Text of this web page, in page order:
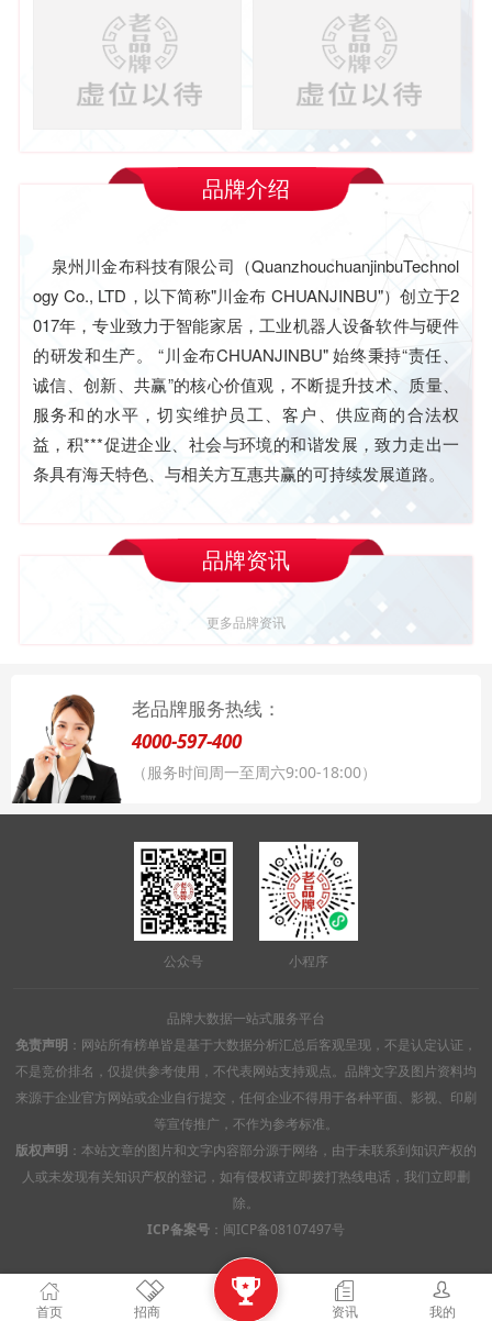
品牌介绍
泉州川金布科技有限公司（QuanzhouchuanjinbuTechnol
ogy Co., LTD，以下简称"川金布 CHUANJINBU"）创立于2
017年，专业致力于智能家居，工业机器人设备软件与硬件
的研发和生产。 “川金布CHUANJINBU" 始终秉持“责任、
诚信、创新、共赢”的核心价值观，不断提升技术、质量、
服务和的水平，切实维护员工、客户、供应商的合法权
益，积***促进企业、社会与环境的和谐发展，致力走出一
条具有海天特色、与相关方互惠共赢的可持续发展道路。
品牌资讯
更多品牌资讯
老品牌服务热线：
4000-597-400
（服务时间周一至周六9:00-18:00）
公众号 小程序
品牌大数据一站式服务平台
免责声明 ：网站所有榜单皆是基于大数据分析汇总后客观呈现，不是认定认证，
不是竞价排名，仅提供参考使用，不代表网站支持观点。品牌文字及图片资料均
来源于企业官方网站或企业自行提交，任何企业不得用于各种平面、影视、印刷
等宣传推广，不作为参考标准。
版权声明 ：本站文章的图片和文字内容部分源于网络，由于未联系到知识产权的
人或未发现有关知识产权的登记，如有侵权请立即拨打热线电话，我们立即删
除。
ICP备案号 ： 闽ICP备08107497号
首页 招商

资讯 我的